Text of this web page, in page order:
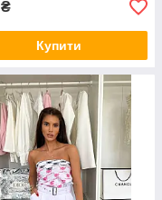
₴
Купити